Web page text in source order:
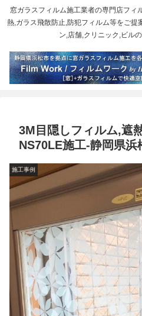
窓ガラスフィルム施工業者の専門店フィ
熱,ガラス飛散防止,防犯フィルム等をご提
ン,店舗,クリニック,ビル
3M目隠しフィルム,遮
NS70LE施工-静岡県浜
施工事例